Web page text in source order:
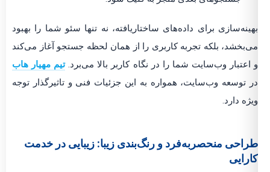
بهینه‌سازی برای داده‌های ساختاریافته، نه تنها سئو شما را بهبود
می‌بخشد، بلکه تجربه کاربری را از همان لحظه جستجو آغاز می‌کند
و اعتبار وب‌سایت شما را در نگاه کاربر بالا می‌برد.تیم مهیار هاب
در توسعه وب‌سایت، همواره به این جزئیات فنی و تاثیرگذار توجه
ویژه دارد.
طراحی منحصربه‌فرد و رنگ‌بندی زیبا: زیبایی در خدمت
کارایی